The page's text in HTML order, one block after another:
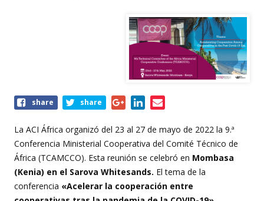
Share
event
share share
La ACI África organizó del 23 al 27 de mayo de 2022 la 9.ª
Conferencia Ministerial Cooperativa del Comité Técnico de
África (TCAMCCO). Esta reunión se celebró en Mombasa
(Kenia) en el Sarova Whitesands. El tema de la
conferencia «Acelerar la cooperación entre